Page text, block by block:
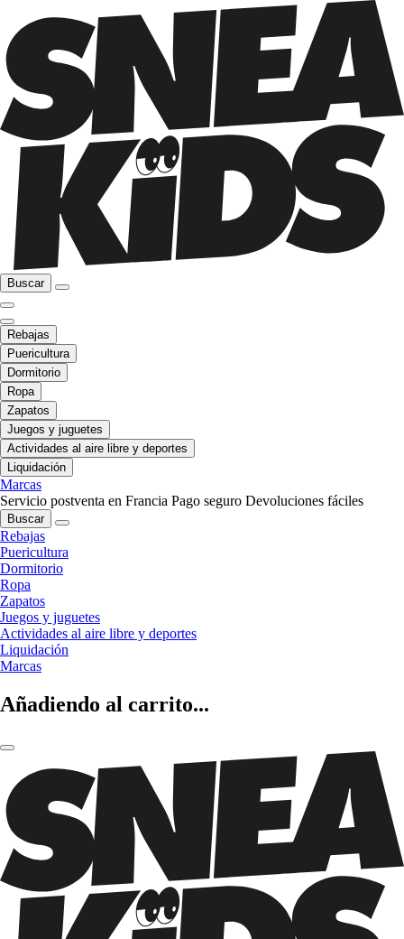
Buscar
Rebajas
Puericultura
Dormitorio
Ropa
Zapatos
Juegos y juguetes
Actividades al aire libre y deportes
Liquidación
Marcas
Servicio postventa en Francia Pago seguro Devoluciones fáciles
Buscar
Rebajas
Puericultura
Dormitorio
Ropa
Zapatos
Juegos y juguetes
Actividades al aire libre y deportes
Liquidación
Marcas
Añadiendo al carrito...